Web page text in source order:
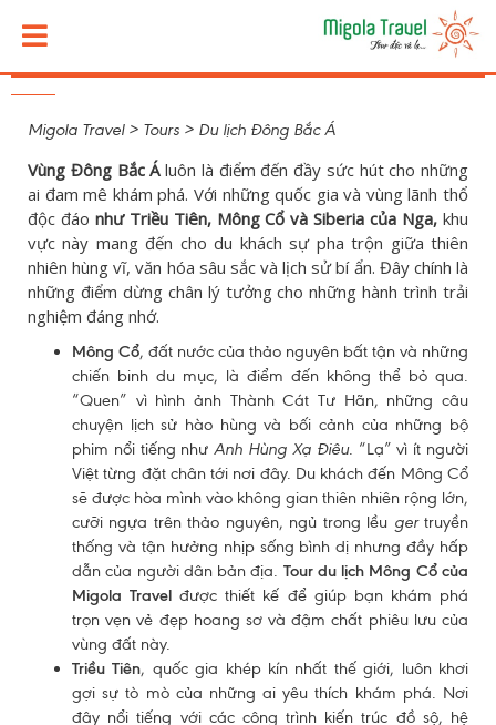
Migola Travel> Tours > Du lịch Đông Bắc Á
Vùng Đông Bắc Áluôn là điểm đến đầy sức hút cho những
ai đam mê khám phá. Với những quốc gia và vùng lãnh thổ
độc đáo như Triều Tiên, Mông Cổ và Siberia của Nga, khu
vực này mang đến cho du khách sự pha trộn giữa thiên
nhiên hùng vĩ, văn hóa sâu sắc và lịch sử bí ẩn. Đây chính là
những điểm dừng chân lý tưởng cho những hành trình trải
nghiệm đáng nhớ.
Mông Cổ, đất nước của thảo nguyên bất tận và những
chiến binh du mục, là điểm đến không thể bỏ qua.
“Quen” vì hình ảnh Thành Cát Tư Hãn, những câu
chuyện lịch sử hào hùng và bối cảnh của những bộ
phim nổi tiếng nhưAnh Hùng Xạ Điêu. “Lạ” vì ít người
Việt từng đặt chân tới nơi đây. Du khách đến Mông Cổ
sẽ được hòa mình vào không gian thiên nhiên rộng lớn,
cưỡi ngựa trên thảo nguyên, ngủ trong lều gertruyền
thống và tận hưởng nhịp sống bình dị nhưng đầy hấp
dẫn của người dân bản địa. Tour du lịch Mông Cổ của
Migola Travel được thiết kế để giúp bạn khám phá
trọn vẹn vẻ đẹp hoang sơ và đậm chất phiêu lưu của
vùng đất này.
Triều Tiên, quốc gia khép kín nhất thế giới, luôn khơi
gợi sự tò mò của những ai yêu thích khám phá. Nơi
đây nổi tiếng với các công trình kiến trúc đồ sộ, hệ